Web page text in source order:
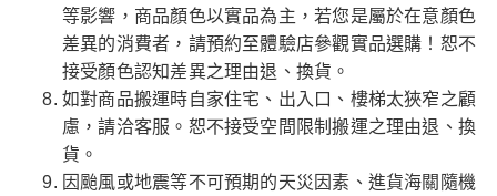
等影響，商品顏色以實品為主，若您是屬於在意顏色
差異的消費者，請預約至體驗店參觀實品選購！恕不
接受顏色認知差異之理由退、換貨。
如對商品搬運時自家住宅、出入口、樓梯太狹窄之顧
慮，請洽客服。恕不接受空間限制搬運之理由退、換
貨。
因颱風或地震等不可預期的天災因素、進貨海關隨機